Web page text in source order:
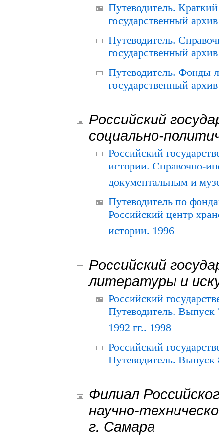
Путеводитель.
государственный
Путеводитель.
государственный
Путеводитель. Фонды
государственный
Российский
социально-
Российский
истории. Справочно-
документальным и
Путеводитель по
Российский центр
истории. 1996
Российский
литературы и
Российский
Путеводитель.
1992 гг.. 1998
Российский
Путеводитель. Выпуск
Филиал
научно-
г. Самара